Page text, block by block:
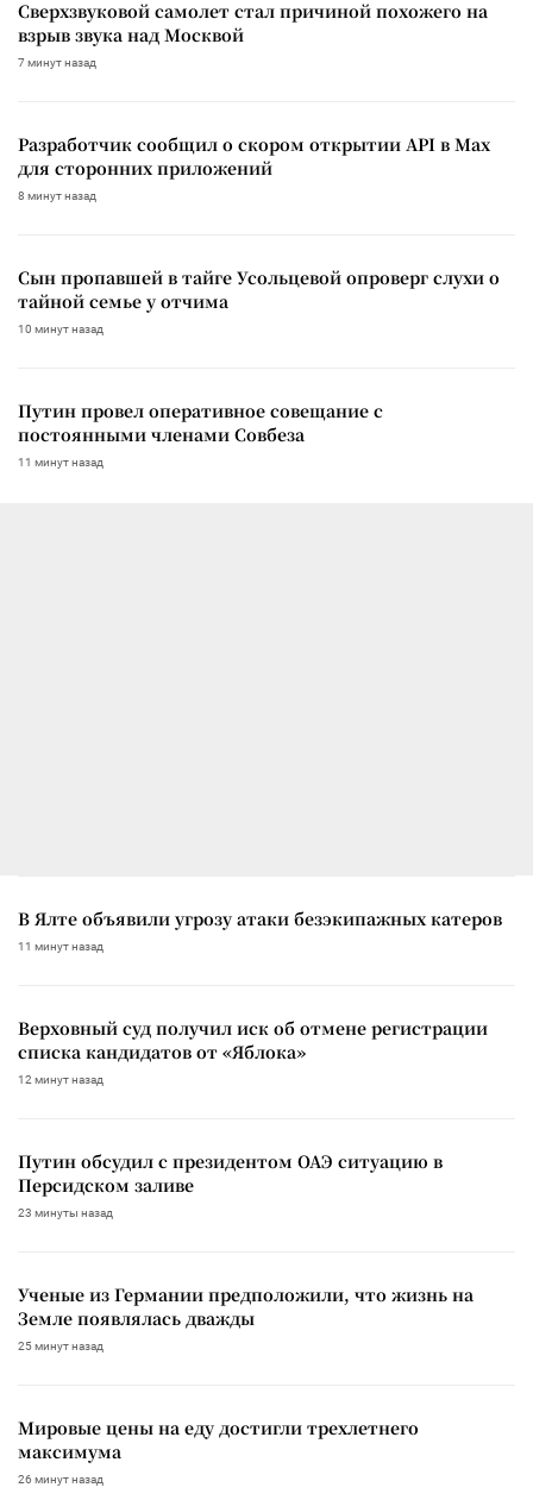
Сверхзвуковой самолет стал причиной похожего на
взрыв звука над Москвой
7 минут назад
Разработчик сообщил о скором открытии API в Max
для сторонних приложений
8 минут назад
Сын пропавшей в тайге Усольцевой опроверг слухи о
тайной семье у отчима
10 минут назад
Путин провел оперативное совещание с
постоянными членами Совбеза
11 минут назад
В Ялте объявили угрозу атаки безэкипажных катеров
11 минут назад
Верховный суд получил иск об отмене регистрации
списка кандидатов от «Яблока»
12 минут назад
Путин обсудил с президентом ОАЭ ситуацию в
Персидском заливе
23 минуты назад
Ученые из Германии предположили, что жизнь на
Земле появлялась дважды
25 минут назад
Мировые цены на еду достигли трехлетнего
максимума
26 минут назад